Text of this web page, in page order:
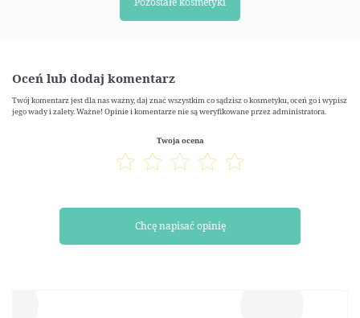
Oceń lub dodaj komentarz
Twój komentarz jest dla nas ważny, daj znać wszystkim co sądzisz o kosmetyku, oceń go i wypisz
jego wady i zalety. Ważne! Opinie i komentarze nie są weryfikowane przez administratora.
Twoja ocena
Chcę napisać opinię